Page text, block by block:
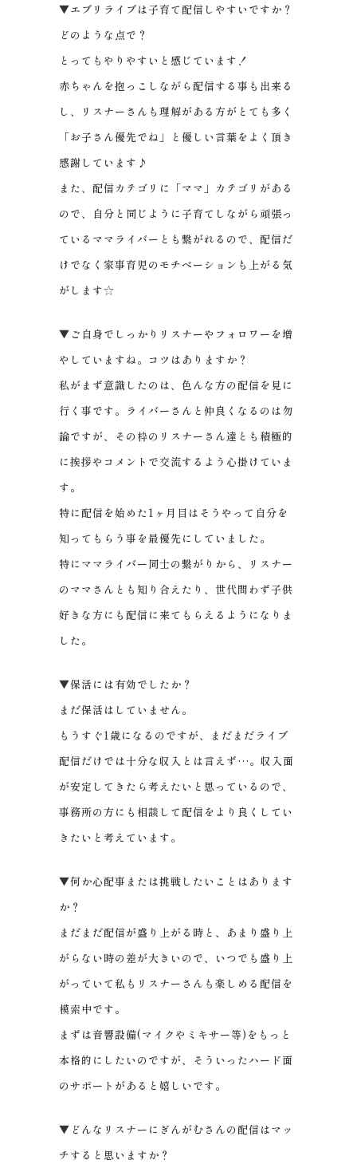
▼エブリライブは子育て配信しやすいですか？
どのような点で？
とってもやりやすいと感じています！
赤ちゃんを抱っこしながら配信する事も出来る
し、リスナーさんも理解がある方がとても多く
「お子さん優先でね」と優しい言葉をよく頂き
感謝しています♪
また、配信カテゴリに「ママ」カテゴリがある
ので、自分と同じように子育てしながら頑張っ
ているママライバーとも繋がれるので、配信だ
けでなく家事育児のモチベーションも上がる気
がします☆
▼ご自身でしっかりリスナーやフォロワーを増
やしていますね。コツはありますか？
私がまず意識したのは、色んな方の配信を見に
行く事です。ライバーさんと仲良くなるのは勿
論ですが、その枠のリスナーさん達とも積極的
に挨拶やコメントで交流するよう心掛けていま
す。
特に配信を始めた1ヶ月目はそうやって自分を
知ってもらう事を最優先にしていました。
特にママライバー同士の繋がりから、リスナー
のママさんとも知り合えたり、世代問わず子供
好きな方にも配信に来てもらえるようになりま
した。
▼保活には有効でしたか？
まだ保活はしていません。
もうすぐ1歳になるのですが、まだまだライブ
配信だけでは十分な収入とは言えず…。収入面
が安定してきたら考えたいと思っているので、
事務所の方にも相談して配信をより良くしてい
きたいと考えています。
▼何か心配事または挑戦したいことはあります
か？
まだまだ配信が盛り上がる時と、あまり盛り上
がらない時の差が大きいので、いつでも盛り上
がっていて私もリスナーさんも楽しめる配信を
模索中です。
まずは音響設備(マイクやミキサー等)をもっと
本格的にしたいのですが、そういったハード面
のサポートがあると嬉しいです。
▼どんなリスナーにぎんがむさんの配信はマッ
チすると思いますか？